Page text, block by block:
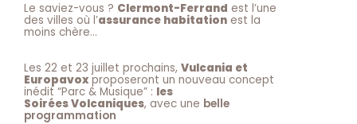
Le saviez-vous ? Clermont-Ferrand est l’une
des villes où l’assurance habitation est la
moins chère…
Les 22 et 23 juillet prochains, Vulcania et
Europavoxproposeront un nouveau concept
inédit “Parc & Musique” : les
Soirées Volcaniques, avec une belle
programmation